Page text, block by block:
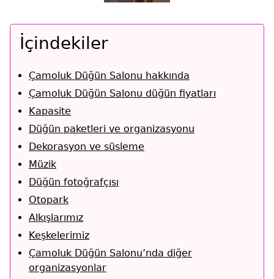
İçindekiler
Çamoluk Düğün Salonu hakkında
Çamoluk Düğün Salonu düğün fiyatları
Kapasite
Düğün paketleri ve organizasyonu
Dekorasyon ve süsleme
Müzik
Düğün fotoğrafçısı
Otopark
Alkışlarımız
Keşkelerimiz
Çamoluk Düğün Salonu’nda diğer
organizasyonlar